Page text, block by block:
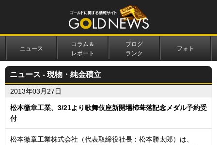
ニュース
コラム＆
レポート
ブログ
ランク
フォト
ニュース - 現物・純金積立
2013年03月27日
松本徽章工業、3/21より歌舞伎座新開場杮葺落記念メダル予約受
付
松本徽章工業株式会社（代表取締役社長：松本勝太郎）は、